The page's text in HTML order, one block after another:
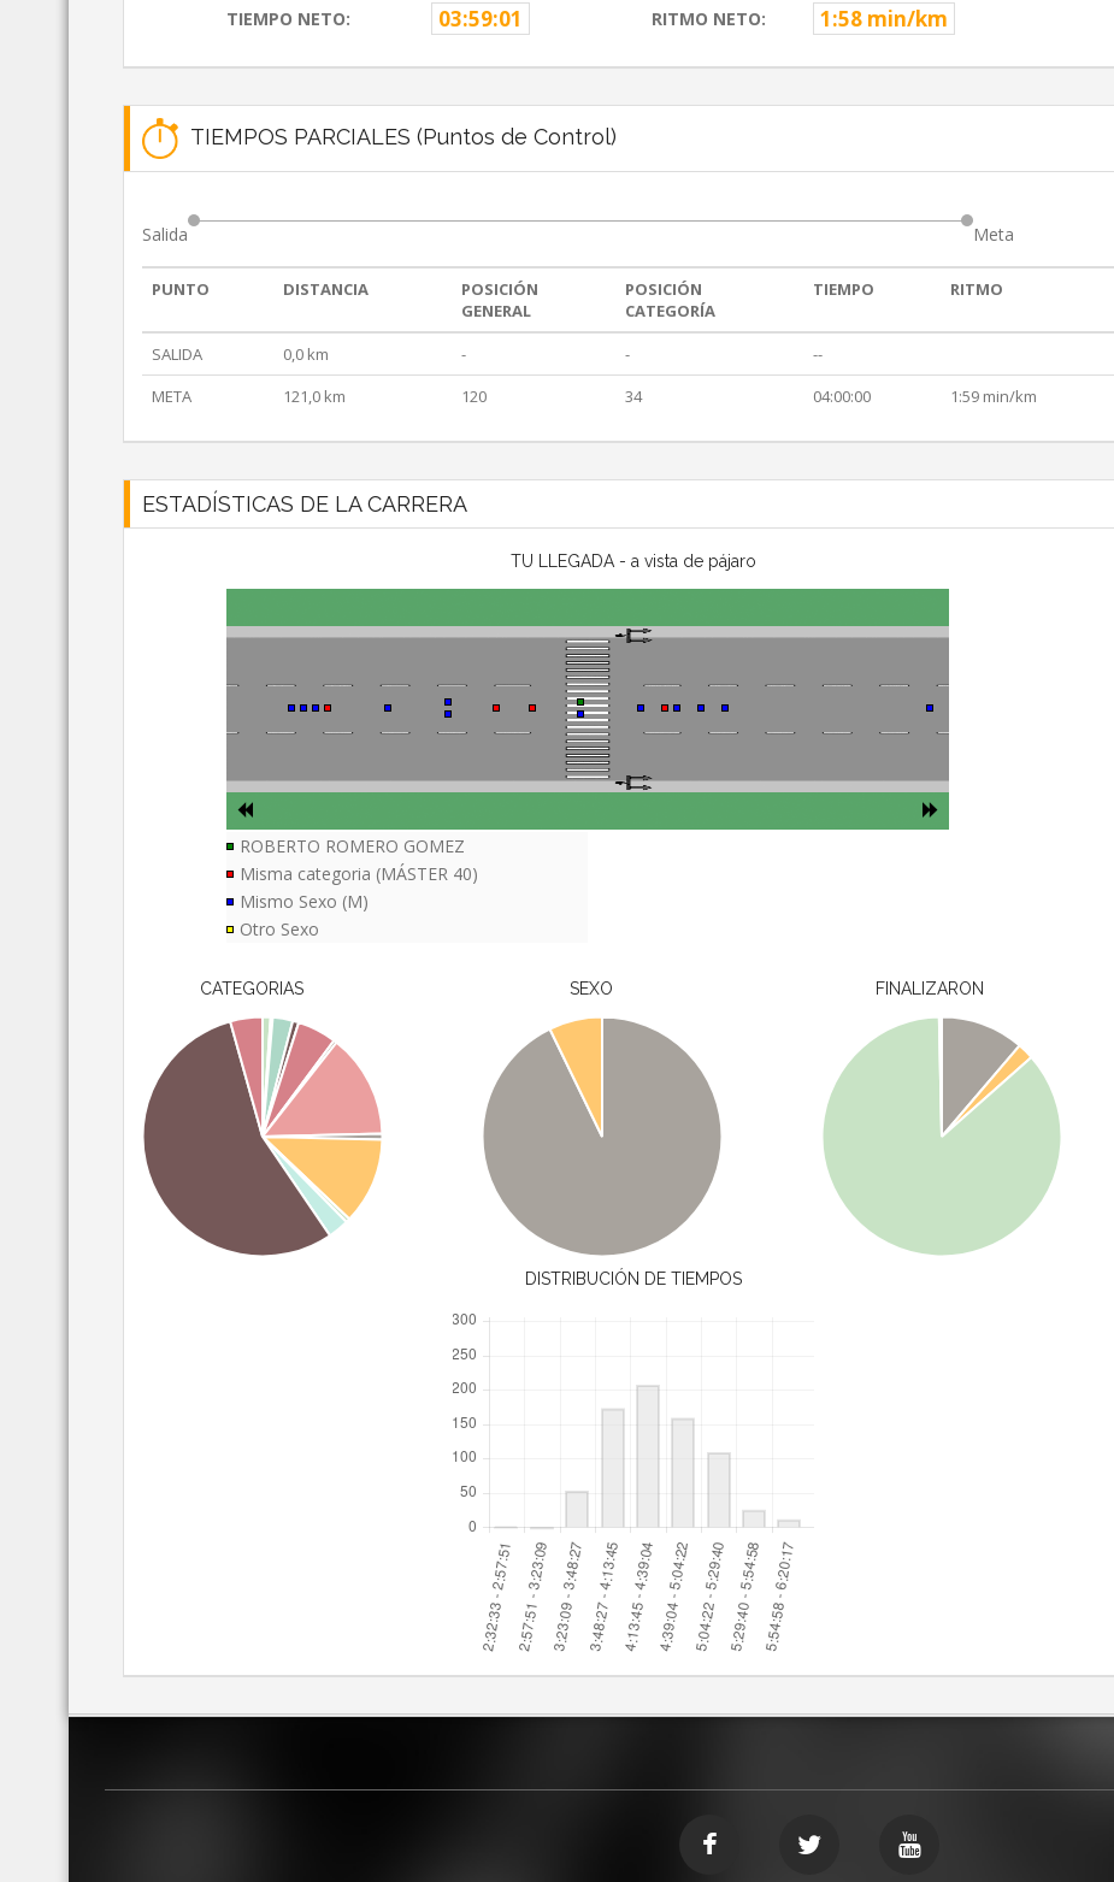
TIEMPO NETO: 03:59:01 RITMO NETO: 1:58 min/km
TIEMPOS PARCIALES (Puntos de Control)
Salida Meta
PUNTO DISTANCIA
POSICIÓN
GENERAL
POSICIÓN
CATEGORÍA
TIEMPO RITMO
SALIDA 0,0 km - -
--
META
121,0 km 120 34 04:00:00 1:59 min/km
ESTADÍSTICAS DE LA CARRERA
TU LLEGADA - a vista de pájaro
ROBERTO ROMERO GOMEZ
Misma categoria (MÁSTER 40)
Mismo Sexo (M)
Otro Sexo
CATEGORIAS SEXO FINALIZARON
DISTRIBUCIÓN DE TIEMPOS